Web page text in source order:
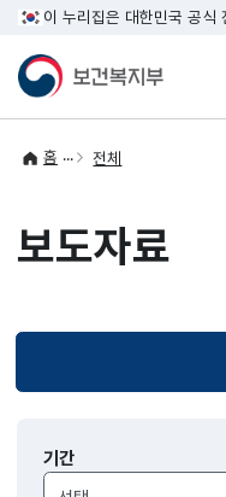
이 누리집은 대한민국 공식
홈 전체
보도자료
보도자료
검색
기간